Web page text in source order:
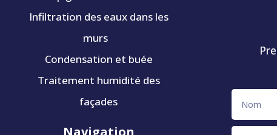
Infiltration des eaux dans les
murs
Condensation et buée
Traitement humidité des
façades
Navigation